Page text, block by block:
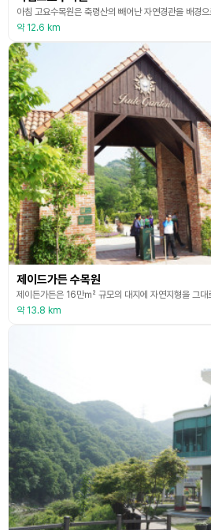
약 12.6 km
제이드가든 수목원
약 13.8 km